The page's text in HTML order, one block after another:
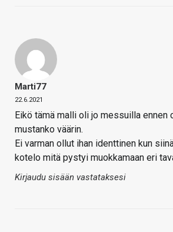
Marti77
22.6.2021
Eikö tämä malli oli jo messuilla ennen
mustanko väärin.
Ei varman ollut ihan identtinen kun
kotelo mitä pystyi muokkamaan eri
Kirjaudu sisään vastataksesi